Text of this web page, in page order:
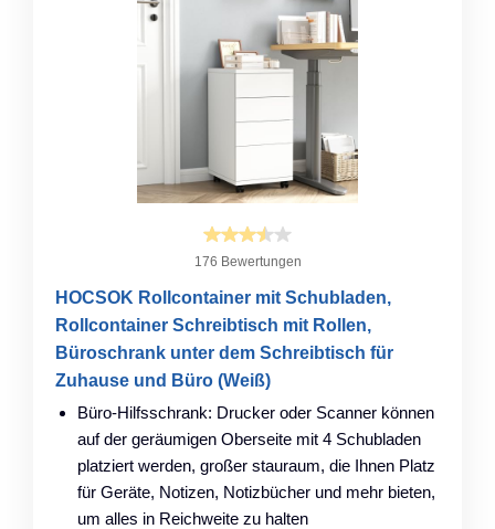
176 Bewertungen
HOCSOK Rollcontainer mit Schubladen,
Rollcontainer Schreibtisch mit Rollen,
Büroschrank unter dem Schreibtisch für
Zuhause und Büro (Weiß)
Büro-Hilfsschrank: Drucker oder Scanner können
auf der geräumigen Oberseite mit 4 Schubladen
platziert werden, großer stauraum, die Ihnen Platz
für Geräte, Notizen, Notizbücher und mehr bieten,
um alles in Reichweite zu halten